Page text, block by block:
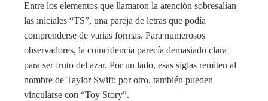
Entre los elementos que llamaron la atención sobresalían
las iniciales “TS”, una pareja de letras que podía
comprenderse de varias formas. Para numerosos
observadores, la coincidencia parecía demasiado clara
para ser fruto del azar. Por un lado, esas siglas remiten al
nombre de Taylor Swift; por otro, también pueden
vincularse con “Toy Story”.